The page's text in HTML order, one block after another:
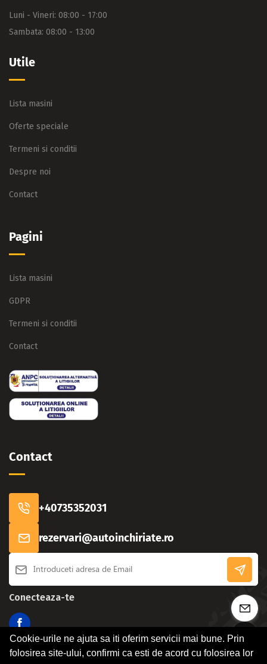
Cookie-urile ne ajuta sa iti oferim servicii mai bune. Prin
folosirea site-ului, confirmi ca esti de acord cu folosirea lor
Luni - Vineri: 08:00 - 17:00
Sambata: 08:00 - 13:00
Utile
Lista masini
Oferte speciale
Termeni si conditii
Despre noi
Contact
Pagini
Lista masini
GDPR
Termeni si conditii
Contact
Contact
+40735352031
rezervari@autoinchiriate.ro
Conecteaza-te